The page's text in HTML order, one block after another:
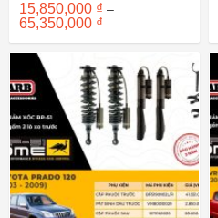
15,850,000 ₫ –
65,350,000 ₫
từ
đến
65,350,000 ₫